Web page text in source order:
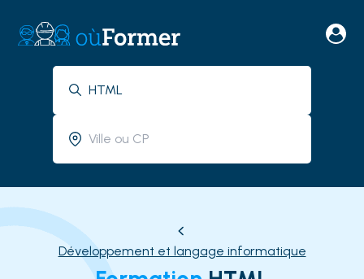
Développement et langage informatique